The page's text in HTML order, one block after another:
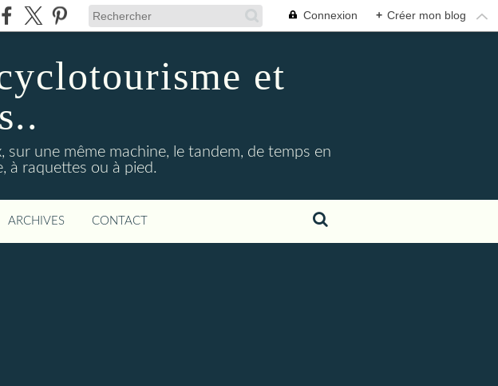
Connexion + Créer mon blog
et
une même machine, le tandem, de temps en
à raquettes ou à pied.
ARCHIVES CONTACT